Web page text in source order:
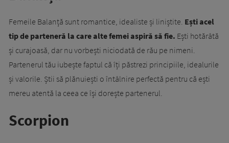
Femeile Balanță sunt romantice, idealiste și liniștite. Ești acel
tip de parteneră la care alte femei aspiră să fie. Ești hotărâtă
și curajoasă, dar nu vorbești niciodată de rău pe nimeni.
Partenerul tău iubește faptul că îți păstrezi principiile, idealurile
și valorile. Știi să plănuiești o întâlnire perfectă pentru că ești
mereu atentă la ceea ce își dorește partenerul.
Scorpion